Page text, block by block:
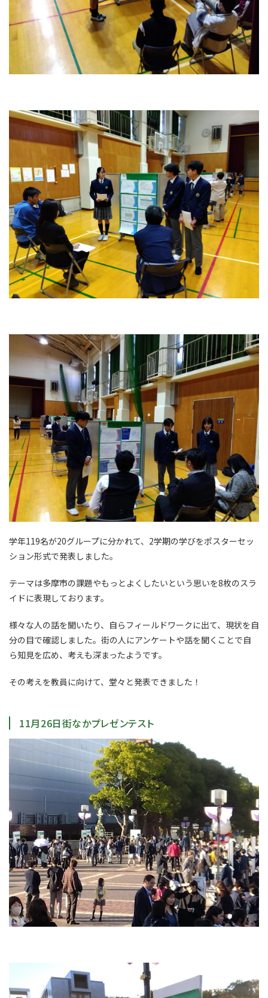
学年119名が20グループに分かれて、2学期の学びをポスターセッ
ション形式で発表しました。
テーマは多摩市の課題やもっとよくしたいという思いを8枚のスラ
イドに表現しております。
様々な人の話を聞いたり、自らフィールドワークに出て、現状を自
分の目で確認しました。街の人にアンケートや話を聞くことで自
ら知見を広め、考えも深まったようです。
その考えを教員に向けて、堂々と発表できました！
11月26日街なかプレゼンテスト